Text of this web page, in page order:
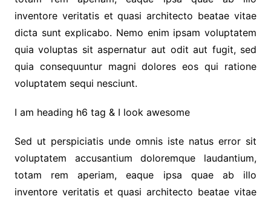
inventore veritatis et quasi architecto beatae vitae
dicta sunt explicabo. Nemo enim ipsam voluptatem
quia voluptas sit aspernatur aut odit aut fugit, sed
quia consequuntur magni dolores eos qui ratione
voluptatem sequi nesciunt.
I am heading h6 tag & I look awesome
Sed ut perspiciatis unde omnis iste natus error sit
voluptatem accusantium doloremque laudantium,
totam rem aperiam, eaque ipsa quae ab illo
inventore veritatis et quasi architecto beatae vitae